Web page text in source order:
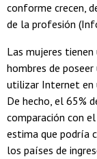
conforme crecen,
de la profesión
Las mujeres
hombres de
utilizar Internet en
De hecho, el 65%
comparación con
estima que podría
los países de